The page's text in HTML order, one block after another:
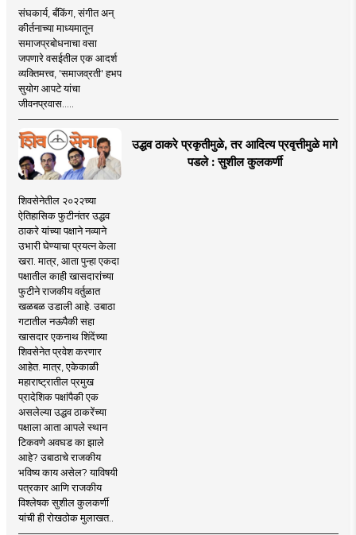
संघकार्य, बँकिंग, संगीत अन्
कीर्तनाच्या माध्यमातून
समाजप्रबोधनाचा वसा
जपणारे वसईतील एक आदर्श
व्यक्तिमत्त्व, 'समाजव्रती' हभप
सुयोग आपटे यांचा
जीवनप्रवास.....
उद्धव ठाकरे प्रकृतीमुळे, तर आदित्य प्रवृत्तीमुळे मागे
पडले : सुशील कुलकर्णी
शिवसेनेतील २०२२च्या
ऐतिहासिक फुटीनंतर उद्धव
ठाकरे यांच्या पक्षाने नव्याने
उभारी घेण्याचा प्रयत्न केला
खरा. मात्र, आता पुन्हा एकदा
पक्षातील काही खासदारांच्या
फुटीने राजकीय वर्तुळात
खळबळ उडाली आहे. उबाठा
गटातील नऊपैकी सहा
खासदार एकनाथ शिंदेंच्या
शिवसेनेत प्रवेश करणार
आहेत. मात्र, एकेकाळी
महाराष्ट्रातील प्रमुख
प्रादेशिक पक्षांपैकी एक
असलेल्या उद्धव ठाकरेंच्या
पक्षाला आता आपले स्थान
टिकवणे अवघड का झाले
आहे? उबाठाचे राजकीय
भविष्य काय असेल? याविषयी
पत्रकार आणि राजकीय
विश्लेषक सुशील कुलकर्णी
यांची ही रोखठोक मुलाखत..